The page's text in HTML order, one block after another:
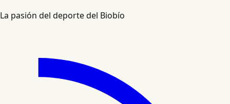
La pasión del deporte del Biobío